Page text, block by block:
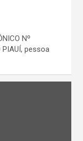
Nº
PIAUÍ, pessoa